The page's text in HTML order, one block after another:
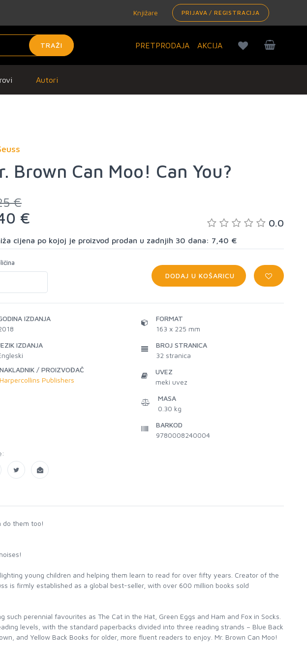
Knjižare PRIJAVA / REGISTRACIJA
TRAŽI PRETPRODAJA AKCIJA
Autori
Brown Can Moo! Can You?
€
€ 0.0
cijena po kojoj je proizvod prodan u zadnjih 30 dana: 7,40 €
DODAJ U KOŠARICU
IZDANJA
IZDANJA
NAKLADNIK / PROIZVOĐAČ
Harpercollins Publishers
FORMAT
163 x 225 mm
BROJ STRANICA
32 stranica
UVEZ
meki uvez
MASA
0.30 kg
BARKOD
9780008240004
do them too!
young children and helping them learn to read for over fifty years. Creator of the
is firmly established as a global best-seller, with over 600 million books sold
perennial favourites as The Cat in the Hat, Green Eggs and Ham and Fox in Socks.
levels, with the standard paperbacks divided into three reading strands – Blue Back
and Yellow Back Books for older, more fluent readers to enjoy. Mr. Brown Can Moo!